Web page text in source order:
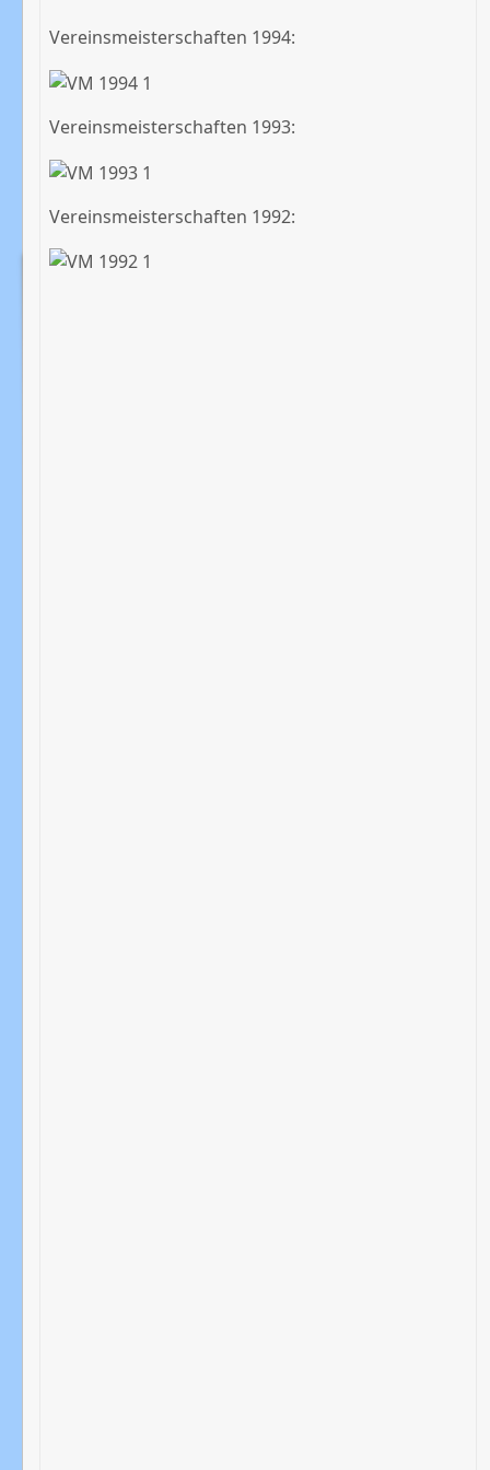
Vereinsmeisterschaften 1994:
Vereinsmeisterschaften 1993:
Vereinsmeisterschaften 1992: